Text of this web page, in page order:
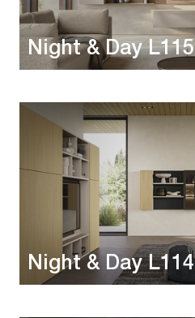
Night & Day L115
Night & Day L114